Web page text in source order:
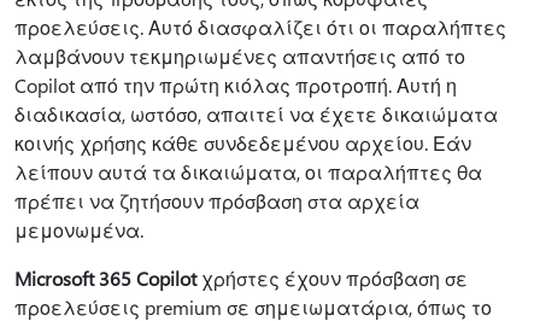
προελεύσεις. Αυτό διασφαλίζει ότι οι παραλήπτες
λαμβάνουν τεκμηριωμένες απαντήσεις από το
Copilot από την πρώτη κιόλας προτροπή. Αυτή η
διαδικασία, ωστόσο, απαιτεί να έχετε δικαιώματα
κοινής χρήσης κάθε συνδεδεμένου αρχείου. Εάν
λείπουν αυτά τα δικαιώματα, οι παραλήπτες θα
πρέπει να ζητήσουν πρόσβαση στα αρχεία
μεμονωμένα.
Microsoft 365 Copilotχρήστες έχουν πρόσβαση σε
προελεύσεις premium σε σημειωματάρια, όπως το